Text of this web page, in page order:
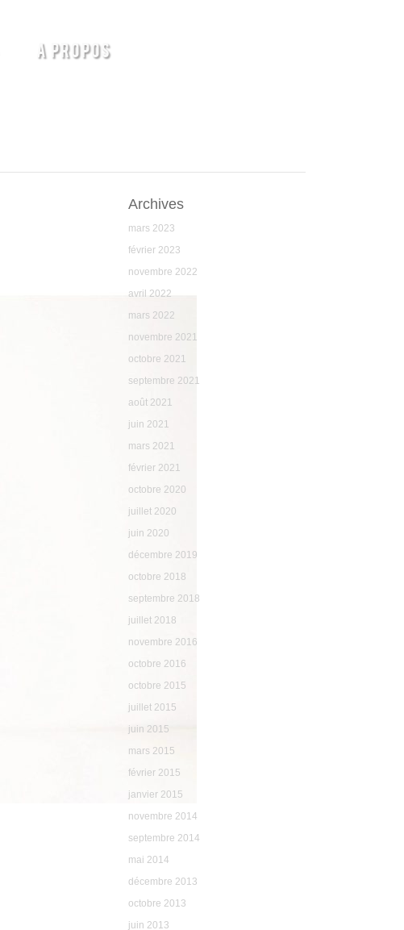
A PROPOS
Archives
mars 2023
février 2023
novembre 2022
avril 2022
mars 2022
novembre 2021
octobre 2021
septembre 2021
août 2021
juin 2021
mars 2021
février 2021
octobre 2020
juillet 2020
juin 2020
décembre 2019
octobre 2018
septembre 2018
juillet 2018
novembre 2016
octobre 2016
octobre 2015
juillet 2015
juin 2015
mars 2015
février 2015
janvier 2015
novembre 2014
septembre 2014
mai 2014
décembre 2013
octobre 2013
juin 2013